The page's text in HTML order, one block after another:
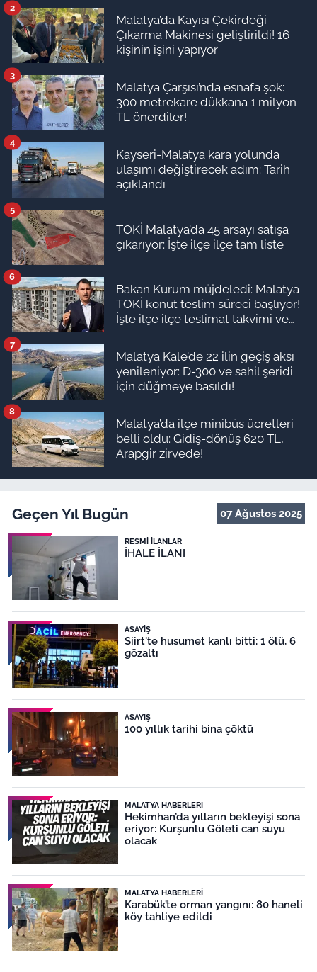
Malatya’da Kayısı Çekirdeği
Çıkarma Makinesi geliştirildi! 16
kişinin işini yapıyor
2
Malatya Çarşısı’nda esnafa şok:
300 metrekare dükkana 1 milyon
TL önerdiler!
3
Kayseri-Malatya kara yolunda
ulaşımı değiştirecek adım: Tarih
açıklandı
4
TOKİ Malatya’da 45 arsayı satışa
çıkarıyor: İşte ilçe ilçe tam liste
5
Bakan Kurum müjdeledi: Malatya
TOKİ konut teslim süreci başlıyor!
İşte ilçe ilçe teslimat takvimi ve
6
Malatya Kale’de 22 ilin geçiş aksı
yenileniyor: D-300 ve sahil şeridi
için düğmeye basıldı!
7
Malatya’da ilçe minibüs ücretleri
belli oldu: Gidiş-dönüş 620 TL,
Arapgir zirvede!
8
Geçen Yıl Bugün 07 Ağustos 2025
RESMI İLANLAR
İHALE İLANI
ASAYIŞ
Siirt'te husumet kanlı bitti: 1 ölü, 6
gözaltı
ASAYIŞ
100 yıllık tarihi bina çöktü
MALATYA HABERLERI
Hekimhan’da yılların bekleyişi sona
eriyor: Kurşunlu Göleti can suyu
olacak
MALATYA HABERLERI
Karabük’te orman yangını: 80 haneli
köy tahliye edildi